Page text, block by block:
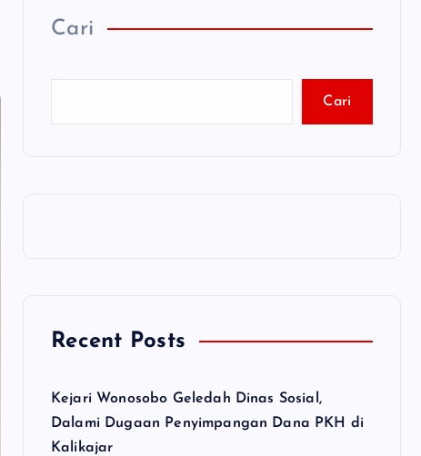
Cari
Cari
Recent Posts
Kejari Wonosobo Geledah Dinas Sosial,
Dalami Dugaan Penyimpangan Dana PKH di
Kalikajar